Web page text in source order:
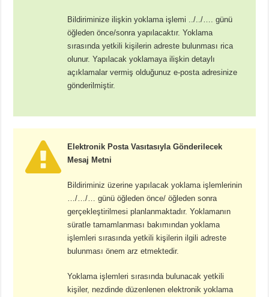
Bildiriminize ilişkin yoklama işlemi ../../…. günü
öğleden önce/sonra yapılacaktır. Yoklama
sırasında yetkili kişilerin adreste bulunması rica
olunur. Yapılacak yoklamaya ilişkin detaylı
açıklamalar vermiş olduğunuz e-posta adresinize
gönderilmiştir.
Elektronik Posta Vasıtasıyla Gönderilecek
Mesaj Metni
Bildiriminiz üzerine yapılacak yoklama işlemlerinin
…/…/… günü öğleden önce/ öğleden sonra
gerçekleştirilmesi planlanmaktadır. Yoklamanın
süratle tamamlanması bakımından yoklama
işlemleri sırasında yetkili kişilerin ilgili adreste
bulunması önem arz etmektedir.
Yoklama işlemleri sırasında bulunacak yetkili
kişiler, nezdinde düzenlenen elektronik yoklama